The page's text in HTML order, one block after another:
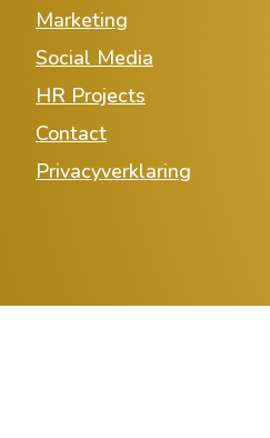
Marketing
Social Media
HR Projects
Contact
Privacyverklaring